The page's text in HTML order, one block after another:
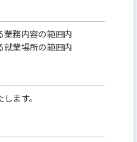
業務内容の範囲内
就業場所の範囲内
ます。